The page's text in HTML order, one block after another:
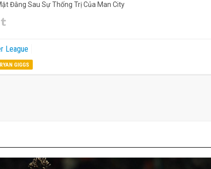
Đằng Sau Sự Thống Trị Của Man City
League
RYAN GIGGS